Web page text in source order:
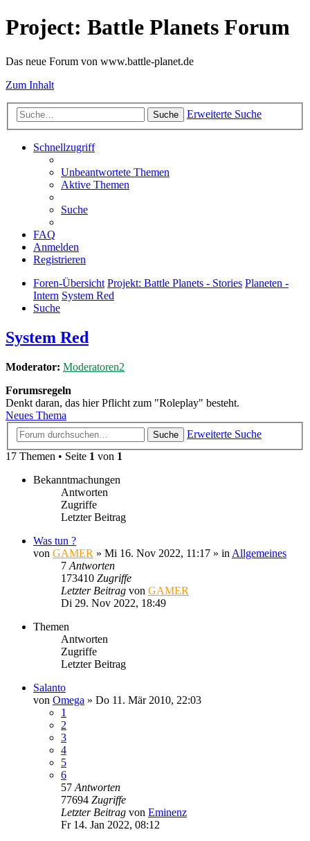
Project: Battle Planets Forum
Das neue Forum von www.battle-planet.de
Zum Inhalt
Suche Erweiterte Suche
Schnellzugriff
Unbeantwortete Themen
Aktive Themen
Suche
FAQ
Anmelden
Registrieren
Foren-Übersicht Projekt: Battle Planets - Stories Planeten -
Intern System Red
Suche
System Red
Moderator: Moderatoren2
Forumsregeln
Denkt daran, das hier Pflicht zum "Roleplay" besteht.
Neues Thema
Suche
Erweiterte Suche
17 Themen • Seite 1 von 1
Bekanntmachungen
Antworten
Zugriffe
Letzter Beitrag
Was tun ?
von GAMER » Mi 16. Nov 2022, 11:17 » in Allgemeines
7 Antworten
173410 Zugriffe
Letzter Beitrag von GAMER
Di 29. Nov 2022, 18:49
Themen
Antworten
Zugriffe
Letzter Beitrag
Salanto
von Omega » Do 11. Mär 2010, 22:03
1
2
3
4
5
6
57 Antworten
77694 Zugriffe
Letzter Beitrag von Eminenz
Fr 14. Jan 2022, 08:12